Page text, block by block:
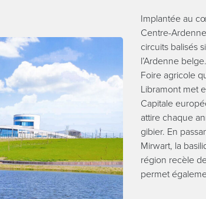
Implantée au
Centre-
circuits balisés
l’Ardenne
Foire agricole
Libramont met
Capitale
attire chaque
gibier. En
Mirwart, la
région recèle
permet